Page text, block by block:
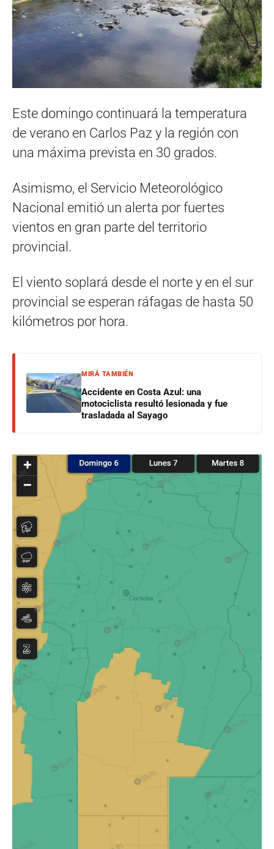
Este domingo continuará la temperatura
de verano en Carlos Paz y la región con
una máxima prevista en 30 grados.
Asimismo, el Servicio Meteorológico
Nacional emitió un alerta por fuertes
vientos en gran parte del territorio
provincial.
El viento soplará desde el norte y en el sur
provincial se esperan ráfagas de hasta 50
kilómetros por hora.
MIRÁ TAMBIÉN
Accidente en Costa Azul: una
motociclista resultó lesionada y fue
trasladada al Sayago